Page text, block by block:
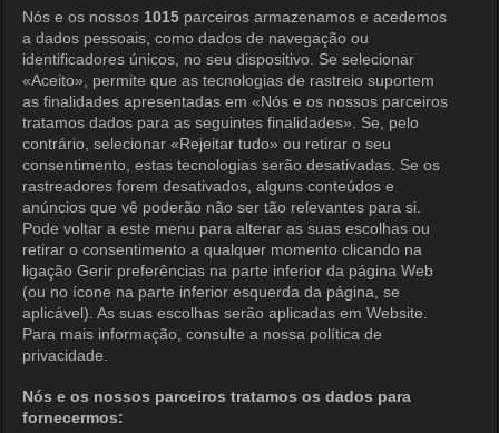
Nós e os nossos 1015 parceiros armazenamos e acedemos
a dados pessoais, como dados de navegação ou
identificadores únicos, no seu dispositivo. Se selecionar
«Aceito», permite que as tecnologias de rastreio suportem
as finalidades apresentadas em «Nós e os nossos parceiros
tratamos dados para as seguintes finalidades». Se, pelo
contrário, selecionar «Rejeitar tudo» ou retirar o seu
consentimento, estas tecnologias serão desativadas. Se os
rastreadores forem desativados, alguns conteúdos e
anúncios que vê poderão não ser tão relevantes para si.
Pode voltar a este menu para alterar as suas escolhas ou
retirar o consentimento a qualquer momento clicando na
ligação Gerir preferências na parte inferior da página Web
(ou no ícone na parte inferior esquerda da página, se
aplicável). As suas escolhas serão aplicadas em Website.
Para mais informação, consulte a nossa política de
privacidade.
Nós e os nossos parceiros tratamos os dados para
fornecermos: